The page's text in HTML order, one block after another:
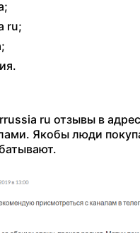
ru;
ru отзывы в
Якобы люди